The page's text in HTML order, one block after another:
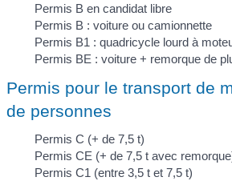
Permis B en candidat libre
Permis B : voiture ou camionnette
Permis B1 : quadricycle lourd à
Permis BE : voiture + remorque de
Permis pour le transport de
de personnes
Permis C (+ de 7,5 t)
Permis CE (+ de 7,5 t avec
Permis C1 (entre 3,5 t et 7,5 t)